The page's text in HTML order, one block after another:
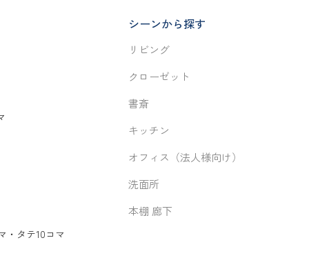
・ タテ10コマ
シーンから探す
リビング
クローゼット
書斎
キッチン
オフィス（法人様向け）
洗面所
本棚 廊下